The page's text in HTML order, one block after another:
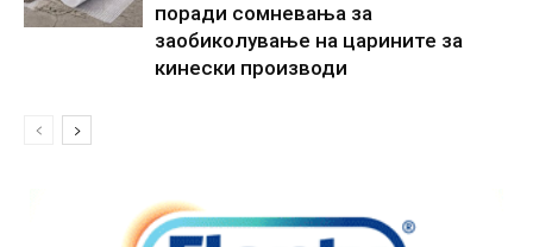
поради сомневања за
заобиколување на царините за
кинески производи